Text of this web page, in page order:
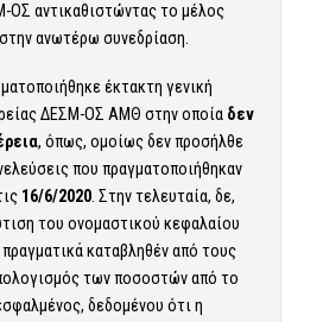
ΟΣ αντικαθιστώντας το μέλος
στην ανωτέρω συνεδρίαση.
έκτακτη γενική
ΔΕΣΜ-ΟΣ ΑΜΘ στην οποία δεν
, όπως, ομοίως δεν προσήλθε
που πραγματοποιήθηκαν
16/6/2020. Στην τελευταία, δε,
του ονομαστικού κεφαλαίου
καταβληθέν από τους
των ποσοστών από το
δεδομένου ότι η